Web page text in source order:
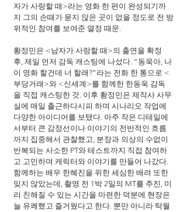
자가 사랑할 때>라는 영화 한 편이 완성되기까
지 그의 손때가 묻지 않은 곳이 없을 정도로 전 방
위적인 참여를 보여준 열정 때문.
황정민은 <남자가 사랑할 때>의 출연을 확정
후, 제일 먼저 감독 캐스팅에 나섰다. “동욱아, 나
이 영화 할건데 너 할래?”라는 전화 한 통으로 <
부당거래>와 <신세계>를 함께한 한동욱 감독
을 직접 캐스팅한 것. 이후 황정민은 제작사 사무
실에 매일 출근하다시피 하며 시나리오 작업에
다양한 아이디어를 보탰다. 아주 작은 디테일에
서부터 큰 감정선이나 이야기의 전반적인 흐름
까지 집중해서 관찰했고, 분장과 의상의 수없이
반복되는 사소한 PT와 테스트까지 직접 참여하
고 고민하며 캐릭터와 이야기를 만들어 나갔다.
함께하는 배우 한혜진을 위한 세심한 배려 또한
잊지 않았는데, 촬영 전 1박 2일의 MT를 추진, 미
리 친해질 수 있는 시간을 마련한 덕분에 현장은
늘 유쾌했고 즐거웠다고 한다. 뿐만 아니라 탁월